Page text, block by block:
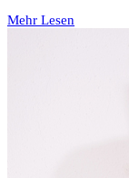
Mehr Lesen